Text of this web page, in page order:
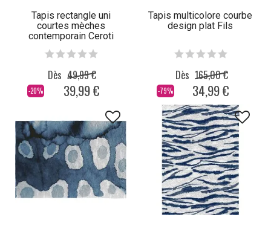
Tapis rectangle uni
courtes mèches
contemporain Ceroti
-20%
Dès 49,99 €
39,99 €
Tapis multicolore courbe
design plat Fils
-79%
Dès 165,00 €
34,99 €